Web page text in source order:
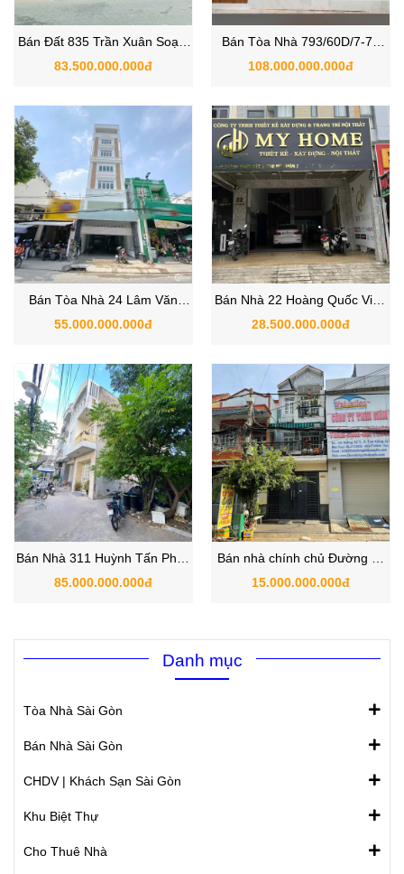
Bán Đất 835 Trần Xuân Soạn,
Phường Tân Hưng, Quận 7
83.500.000.000đ
Bán Tòa Nhà 793/60D/7-7A
Trần Xuân Soạn, Phường Tân
108.000.000.000đ
Bán Tòa Nhà 24 Lâm Văn
Bền, Phường Tân Thuận,
55.000.000.000đ
Bán Nhà 22 Hoàng Quốc Việt,
Phường Phú Mỹ, Quận 7 – liền
28.500.000.000đ
Bán Nhà 311 Huỳnh Tấn Phát,
Phường Tân Thuận Đông,
85.000.000.000đ
Bán nhà chính chủ Đường số
3 Tân Kiểng Quận 7 Hồ CHí
15.000.000.000đ
Danh mục
Tòa Nhà Sài Gòn
Bán Nhà Sài Gòn
CHDV | Khách Sạn Sài Gòn
Khu Biệt Thự
Cho Thuê Nhà